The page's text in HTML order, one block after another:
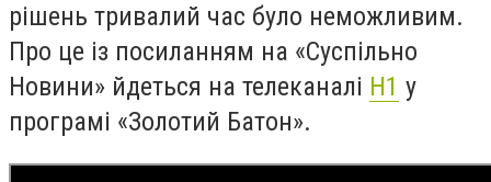
рішень тривалий час було неможливим.
Про це із посиланням на «Суспільно
Новини» йдеться на телеканалі Н1 у
програмі «Золотий Батон».